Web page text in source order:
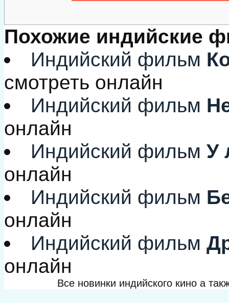
Похожие индийские
Индийский фильм
смотреть онлайн
Индийский фильм
онлайн
Индийский фильм У
онлайн
Индийский фильм
онлайн
Индийский фильм
онлайн
Все новинки индийского кино а